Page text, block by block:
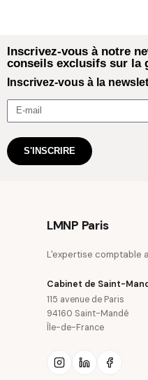
Inscrivez-vous à notre
conseils exclusifs sur la
Inscrivez-vous à la
S'INSCRIRE
LMNP Paris
L'expertise comptable
Cabinet de Saint-
115 avenue de Paris
94160 Saint-Mandé
Île-de-France